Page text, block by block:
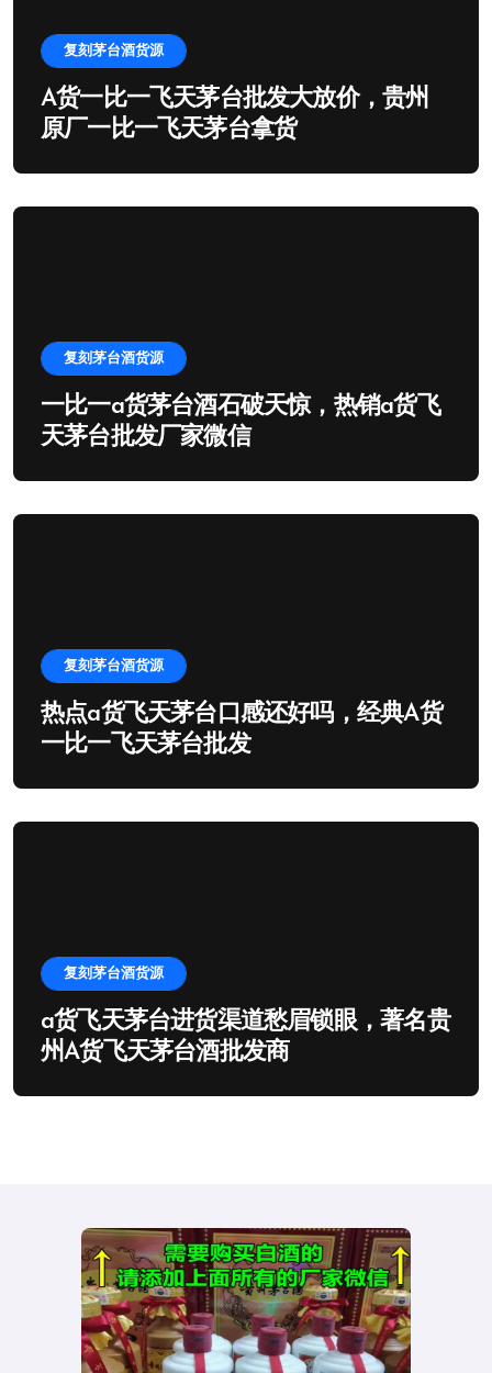
复刻茅台酒货源
A货一比一飞天茅台批发大放价，贵州
原厂一比一飞天茅台拿货
复刻茅台酒货源
一比一a货茅台酒石破天惊，热销a货飞
天茅台批发厂家微信
复刻茅台酒货源
热点a货飞天茅台口感还好吗，经典A货
一比一飞天茅台批发
复刻茅台酒货源
a货飞天茅台进货渠道愁眉锁眼，著名贵
州A货飞天茅台酒批发商